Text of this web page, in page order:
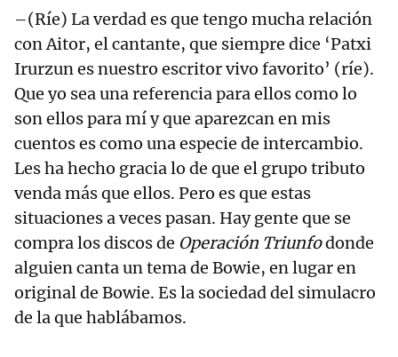
–(Ríe) La verdad es que tengo mucha relación
con Aitor, el cantante, que siempre dice ‘Patxi
Irurzun es nuestro escritor vivo favorito’ (ríe).
Que yo sea una referencia para ellos como lo
son ellos para mí y que aparezcan en mis
cuentos es como una especie de intercambio.
Les ha hecho gracia lo de que el grupo tributo
venda más que ellos. Pero es que estas
situaciones a veces pasan. Hay gente que se
compra los discos de Operación Triunfodonde
alguien canta un tema de Bowie, en lugar en
original de Bowie. Es la sociedad del simulacro
de la que hablábamos.